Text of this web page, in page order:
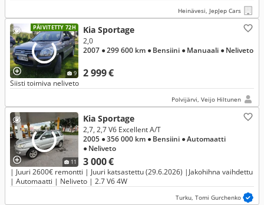
Heinävesi, JepJep Cars
PÄIVITETTY 72H
9
Kia Sportage
2 999 €
2,0
2007 ● 299 600 km ● Bensiini ● Manuaali ● Neliveto
Siisti toimiva neliveto
Polvijärvi, Veijo Hiltunen
11
Kia Sportage
3 000 €
2,7, 2,7 V6 Excellent A/T
2005 ● 356 000 km ● Bensiini ● Automaatti
● Neliveto
| Juuri 2600€ remontti | Juuri katsastettu (29.6.2026) |Jakohihna vaihdettu
| Automaatti | Neliveto | 2.7 V6 4W
Turku, Tomi Gurchenko